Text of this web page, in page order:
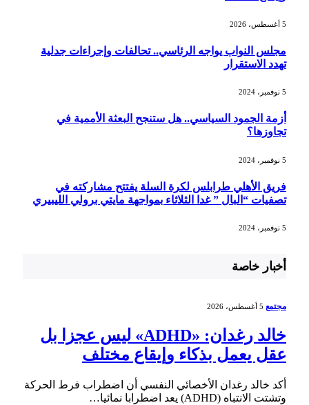
مجلس النواب يواجه الرئاسي.. تحالفات وإجراءات جدلية
تهدد الاستقرار
أزمة الجمود السياسي.. هل ستنجح البعثة الأممية في
تجاوزها؟
فريق الأهلي طرابلس لكرة السلة يفتتح مشاركته في
تصفيات “البال ” غدا الثلاثاء بمواجهة مايتي برولي الليبيري
أخبار خاصة
مجتمع 5 أغسطس، 2026
خالد رغدان: «ADHD» ليس عجزا بل
عقل يعمل بذكاء وإيقاع مختلف
أكد خالد رغدان الأخصائي النفسي أن اضطراب فرط الحركة
وتشتت الانتباه (ADHD) يعد اضطرابا نمائيا…